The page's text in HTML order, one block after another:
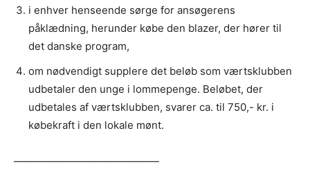
i enhver henseende sørge for ansøgerens
påklædning, herunder købe den blazer, der hører til
det danske program,
om nødvendigt supplere det beløb som værtsklubben
udbetaler den unge i lommepenge. Beløbet, der
udbetales af værtsklubben, svarer ca. til 750,- kr. i
købekraft i den lokale mønt.
——————————————